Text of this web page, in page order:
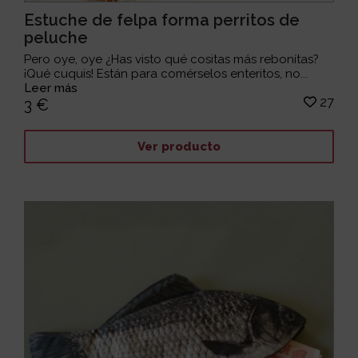
Estuche de felpa forma perritos de
peluche
Pero oye, oye ¿Has visto qué cositas más rebonítas?
¡Qué cuquis! Están para comérselos enteritos, no...
Leer más
3 € 27
Ver producto